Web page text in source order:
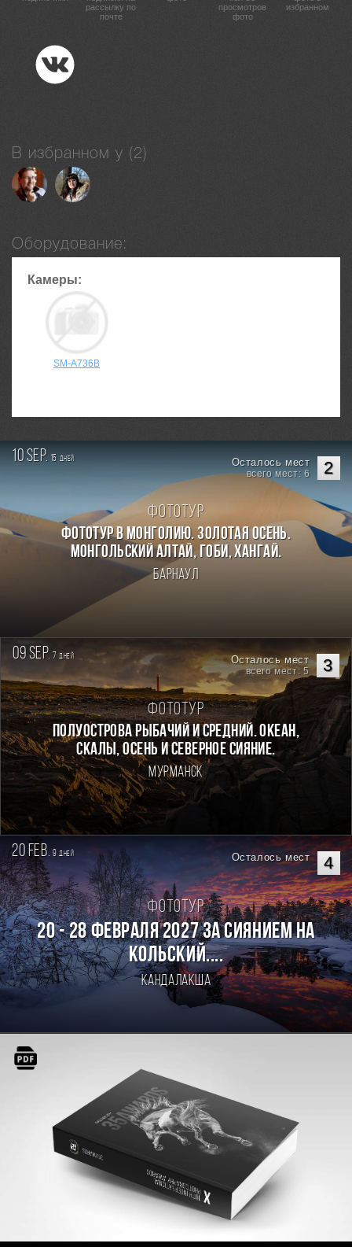
рассылку по
почте
просмотров
фото
избранном
В избранном у (2)
Оборудование:
Камеры:
SM-A736B
10 sep. 15 дней 2
Осталось мест
всего мест: 6
Фототур
Фототур в Монголию. Золотая осень.
Монгольский Алтай, Гоби, Хангай.
Барнаул
09 sep. 7дней 3
Осталось мест
всего мест: 5
Фототур
Полуострова Рыбачий и Средний. Океан,
скалы, осень и северное сияние.
Мурманск
20 feb. 9дней 4
Осталось мест
Фототур
20 - 28 февраля 2027 За Сиянием на
Кольский....
Кандалакша